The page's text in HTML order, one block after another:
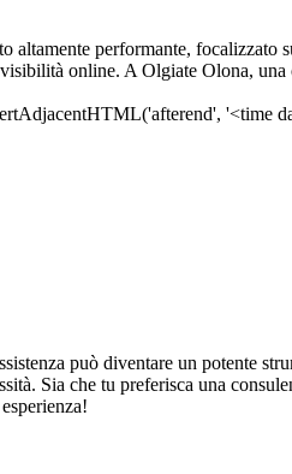
altamente performante,
online. A Olgiate Olona,
può diventare un potente
Sia che tu preferisca una